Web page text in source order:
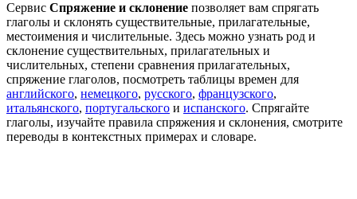
Сервис Спряжение и склонение позволяет вам спрягать
глаголы и склонять существительные, прилагательные,
местоимения и числительные. Здесь можно узнать род и
склонение существительных, прилагательных и
числительных, степени сравнения прилагательных,
спряжение глаголов, посмотреть таблицы времен для
английского, немецкого, русского, французского,
итальянского, португальского и испанского. Спрягайте
глаголы, изучайте правила спряжения и склонения, смотрите
переводы в контекстных примерах и словаре.